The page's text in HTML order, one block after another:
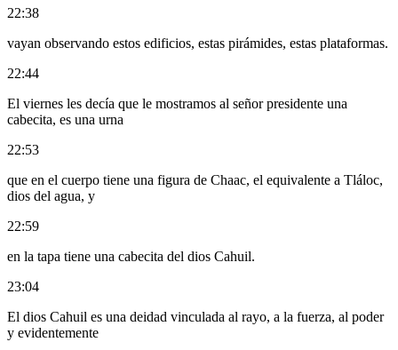
22:38
vayan observando estos edificios, estas pirámides, estas plataformas.
22:44
El viernes les decía que le mostramos al señor presidente una
cabecita, es una urna
22:53
que en el cuerpo tiene una figura de Chaac, el equivalente a Tláloc,
dios del agua, y
22:59
en la tapa tiene una cabecita del dios Cahuil.
23:04
El dios Cahuil es una deidad vinculada al rayo, a la fuerza, al poder
y evidentemente